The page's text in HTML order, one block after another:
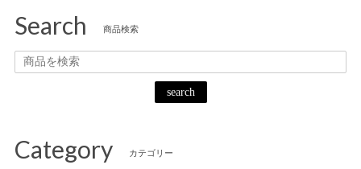
Search 商品検索
search
Category カテゴリー